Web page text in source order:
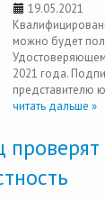
19.05.2021
можно будет
2021 года.
представителю
читать дальше »